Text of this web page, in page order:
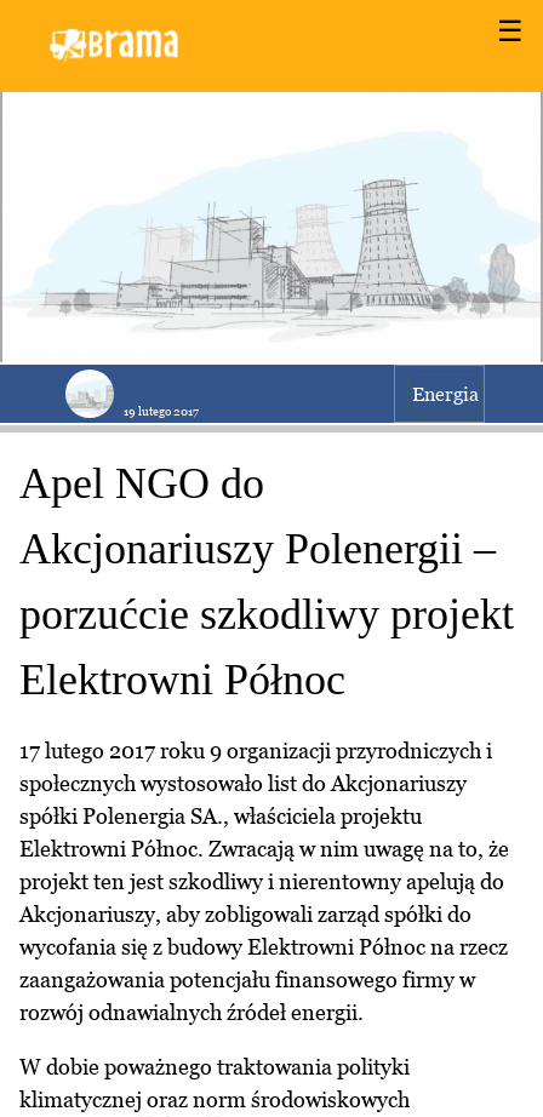
☰
19 lutego 2017
Energia
Apel NGO do
Akcjonariuszy Polenergii –
porzućcie szkodliwy projekt
Elektrowni Północ
17 lutego 2017 roku 9 organizacji przyrodniczych i
społecznych wystosowało list do Akcjonariuszy
spółki Polenergia SA., właściciela projektu
Elektrowni Północ. Zwracają w nim uwagę na to, że
projekt ten jest szkodliwy i nierentowny apelują do
Akcjonariuszy, aby zobligowali zarząd spółki do
wycofania się z budowy Elektrowni Północ na rzecz
zaangażowania potencjału finansowego firmy w
rozwój odnawialnych źródeł energii.
W dobie poważnego traktowania polityki
klimatycznej oraz norm środowiskowych